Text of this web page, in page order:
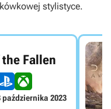
stylistyce.
Fallen
października 2023